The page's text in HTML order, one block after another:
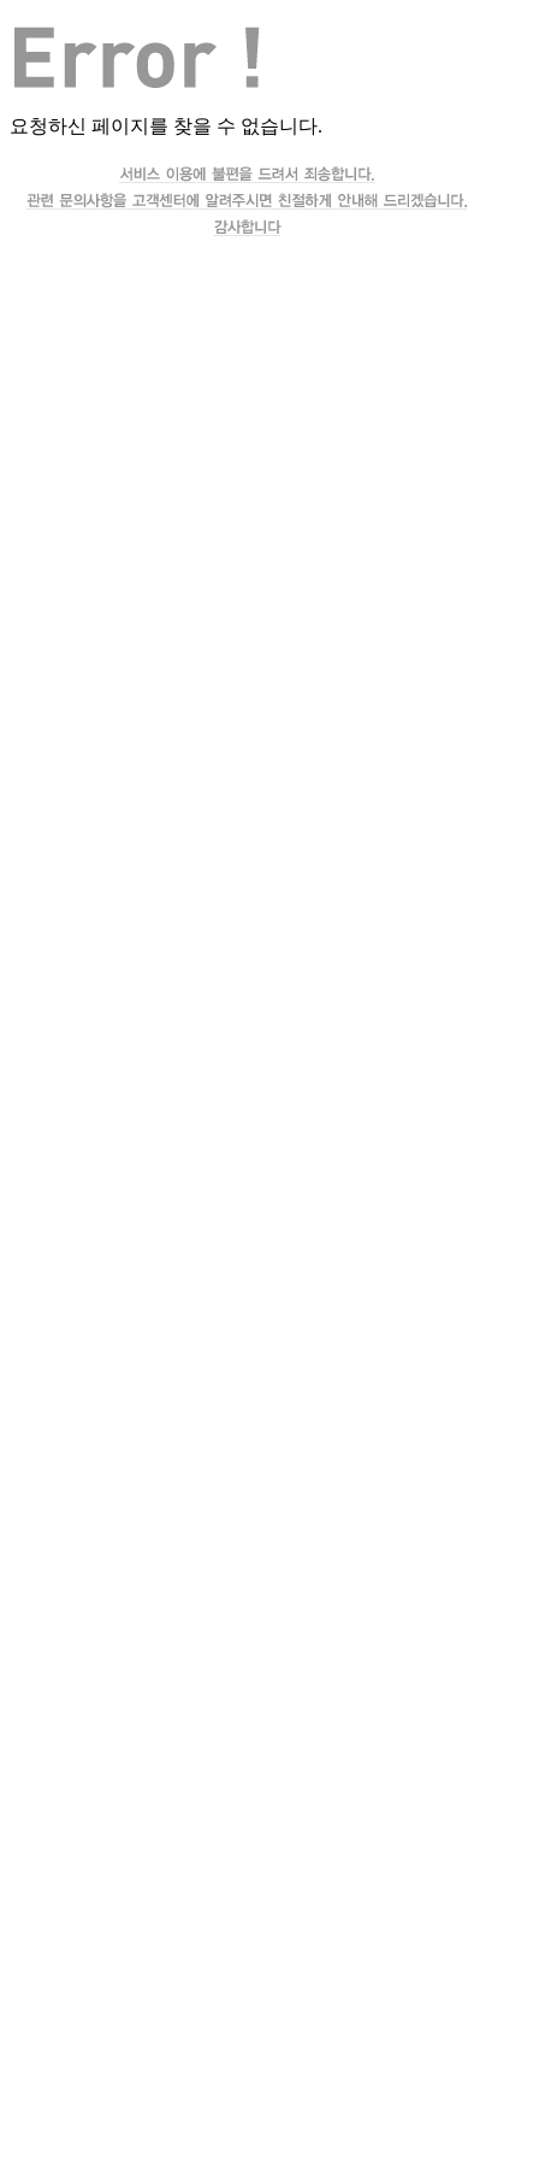
요청하신 페이지를 찾을 수 없습니다.